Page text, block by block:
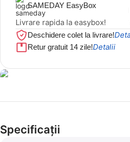
SAMEDAY EasyBox
Livrare rapida la easybox!
Deschidere colet la livrare!
Retur gratuit 14 zile!Detalii
Cel mai mic preț!
56,86 LEI
Specificații